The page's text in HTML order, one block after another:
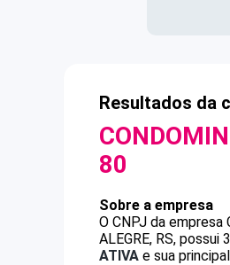
Resultados da
80
Sobre a empresa
O CNPJ da empresa
ALEGRE, RS,
ATIVA e sua